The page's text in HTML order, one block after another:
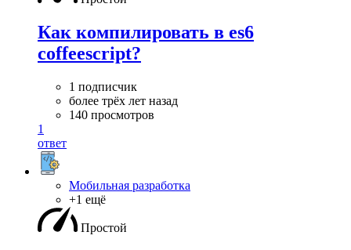
Как компилировать в es6
coffeescript?
1 подписчик
более трёх лет назад
140 просмотров
1
ответ
Мобильная разработка
+1 ещё
Простой